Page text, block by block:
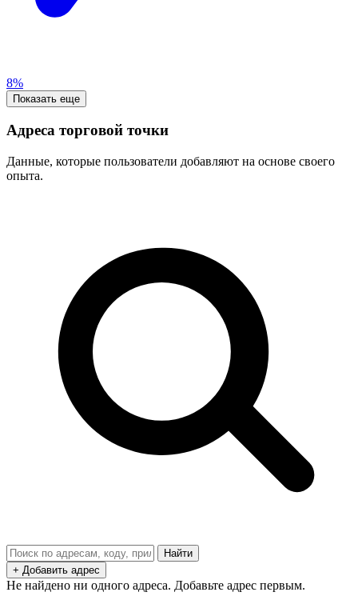
8%
Показать еще
Адреса торговой точки
Данные, которые пользователи добавляют на основе своего
опыта.
Найти
+ Добавить адрес
Не найдено ни одного адреса. Добавьте адрес первым.